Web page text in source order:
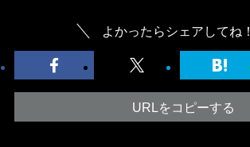
よかったらシェアしてね！
URLをコピーする